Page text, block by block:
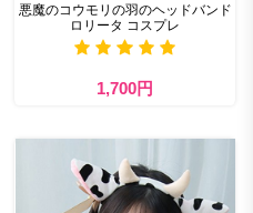
悪魔のコウモリの羽のヘッドバンド
ロリータ コスプレ
1,700円